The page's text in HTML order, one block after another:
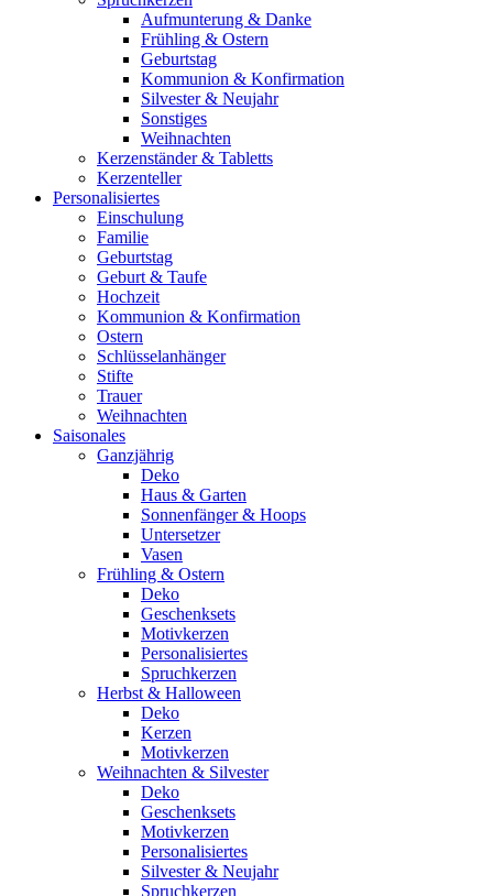
Aufmunterung & Danke
Frühling & Ostern
Geburtstag
Kommunion & Konfirmation
Silvester & Neujahr
Sonstiges
Weihnachten
Kerzenständer & Tabletts
Kerzenteller
Personalisiertes
Einschulung
Familie
Geburtstag
Geburt & Taufe
Hochzeit
Kommunion & Konfirmation
Ostern
Schlüsselanhänger
Stifte
Trauer
Weihnachten
Saisonales
Ganzjährig
Deko
Haus & Garten
Sonnenfänger & Hoops
Untersetzer
Vasen
Frühling & Ostern
Deko
Geschenksets
Motivkerzen
Personalisiertes
Spruchkerzen
Herbst & Halloween
Deko
Kerzen
Motivkerzen
Weihnachten & Silvester
Deko
Geschenksets
Motivkerzen
Personalisiertes
Silvester & Neujahr
Spruchkerzen